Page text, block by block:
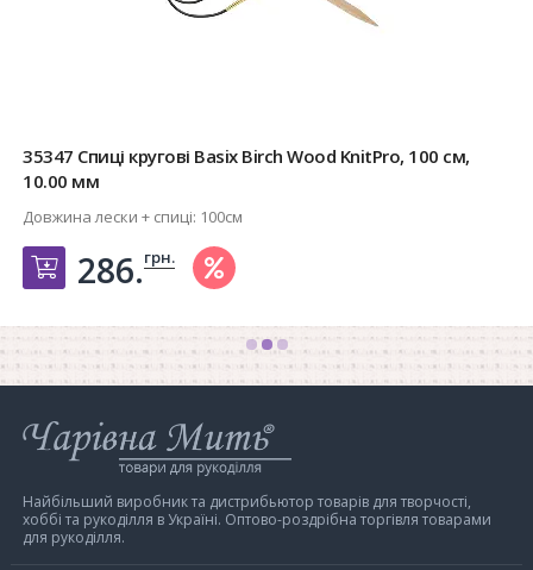
35347 Спиці кругові Basix Birch Wood KnitPro, 100 см,
10.00 мм
Довжина лески + спиці: 100см
Добавить в корзину
286.грн.
Інтернет-
магазин
Мить
Найбільший виробник та дистрибьютор товарів для творчості,
хоббі та рукоділля в Україні. Оптово-роздрібна торгівля товарами
для рукоділля.